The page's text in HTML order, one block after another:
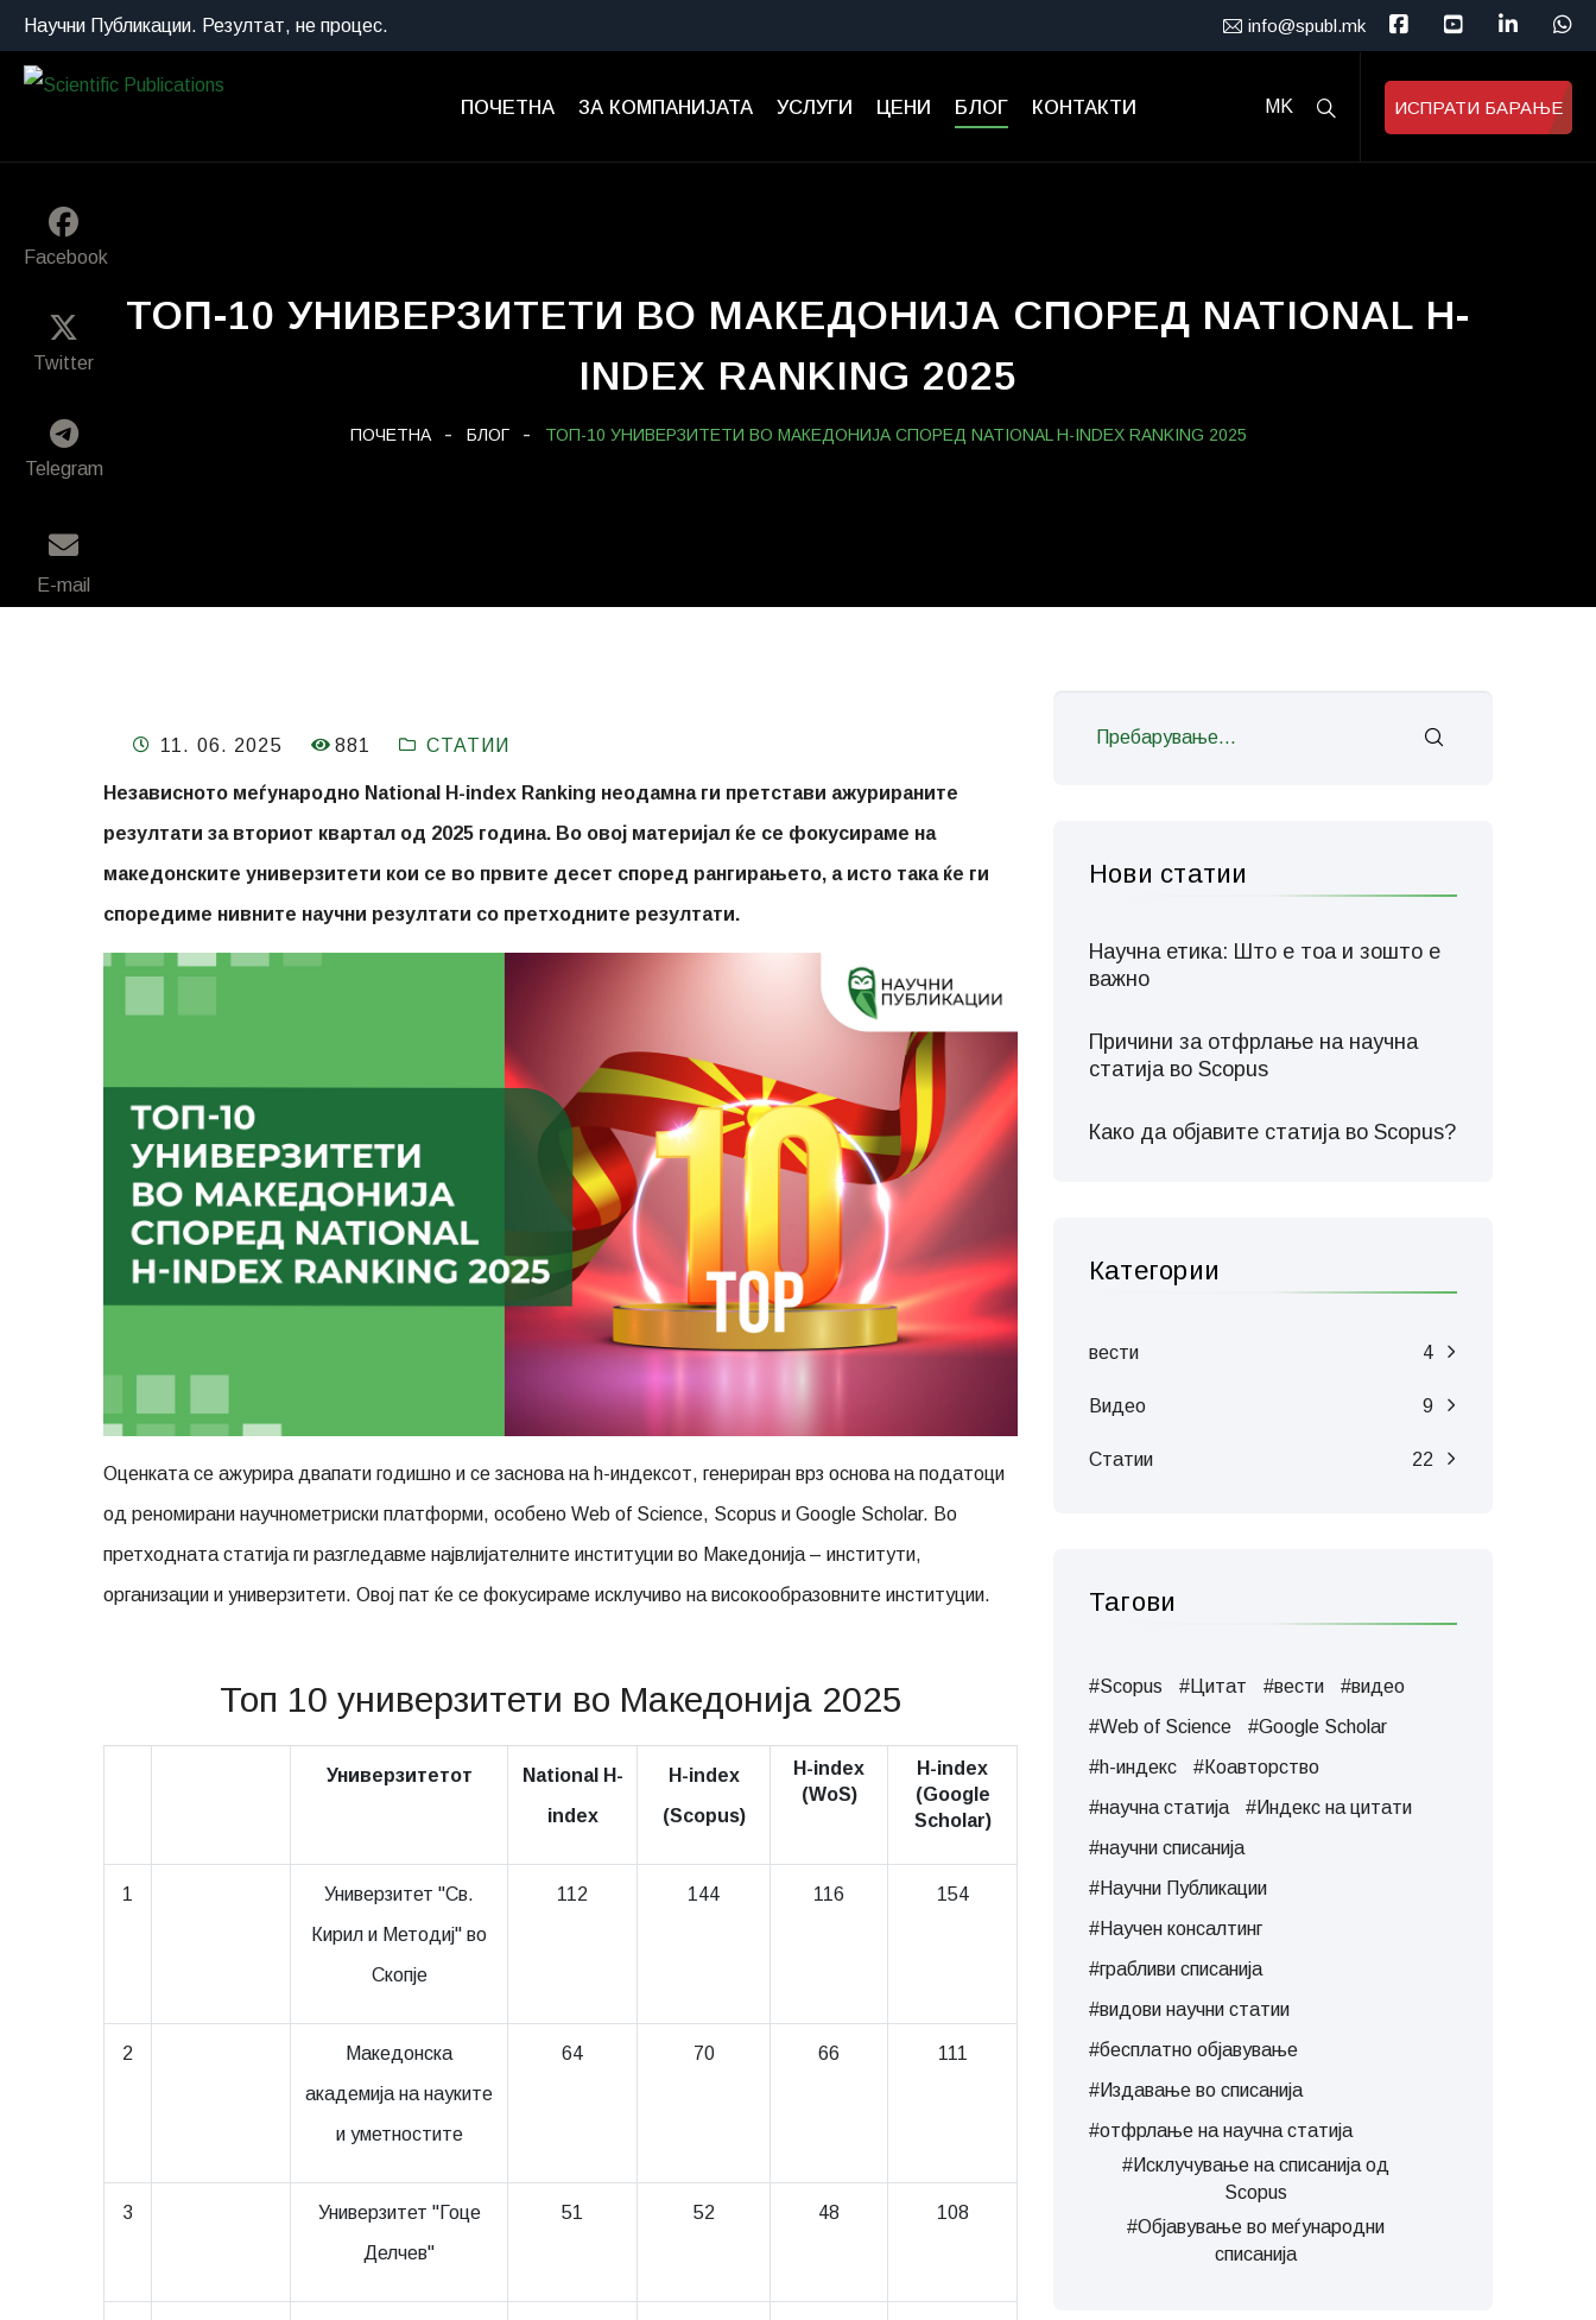
Научни Публикации. Резултат, не процес. info@spubl.mk
ПОЧЕТНА ЗА КОМПАНИЈАТА УСЛУГИ ЦЕНИ БЛОГ КОНТАКТИ MK ИСПРАТИ БАРАЊЕ
ТОП-10 УНИВЕРЗИТЕТИ ВО МАКЕДОНИЈА СПОРЕД NATIONAL H-
INDEX RANKING 2025
ПОЧЕТНА БЛОГ ТОП-10 УНИВЕРЗИТЕТИ ВО МАКЕДОНИЈА СПОРЕД NATIONAL H-INDEX RANKING 2025
Facebook
Twitter
Telegram
E-mail
11. 06. 2025 881 СТАТИИ
Независното меѓународно National H-index Ranking неодамна ги претстави ажурираните
резултати за вториот квартал од 2025 година. Во овој материјал ќе се фокусираме на
македонските универзитети кои се во првите десет според рангирањето, а исто така ќе ги
споредиме нивните научни резултати со претходните резултати.
Оценката се ажурира двапати годишно и се заснова на h-индексот, генериран врз основа на податоци
од реномирани научнометриски платформи, особено Web of Science, Scopus и Google Scholar. Во
претходната статија ги разгледавме највлијателните институции во Македонија – институти,
организации и универзитети. Овој пат ќе се фокусираме исклучиво на високообразовните институции.
Топ 10 универзитети во Македонија 2025
Универзитетот
National H-
index
H-index
(Scopus)
H-index
(WoS)
H-index
(Google
Scholar)
1
Универзитет "Св.
Кирил и Методиј" во
Скопје
112 144 116 154
2
Македонска
академија на науките
и уметностите
64 70 66 111
3
Универзитет "Гоце
Делчев"
51 52 48 108
Нови статии
Научна етика: Што е тоа и зошто е
важно
Причини за отфрлање на научна
статија во Scopus
Како да објавите статија во Scopus?
Категории
вести 4
Видео 9
Статии 22
Тагови
#Scopus #Цитат #вести
#видео
#Web of Science
#Google Scholar
#h-индекс
#Коавторство
#научна статија
#Индекс на цитати
#научни списанија
#Научни Публикации
#Научен консалтинг
#грабливи списанија
#видови научни статии
#бесплатно објавување
#Издавање во списанија
#отфрлање на научна статија
#Исклучување на списанија од
Scopus
#Објавување во меѓународни
списанија